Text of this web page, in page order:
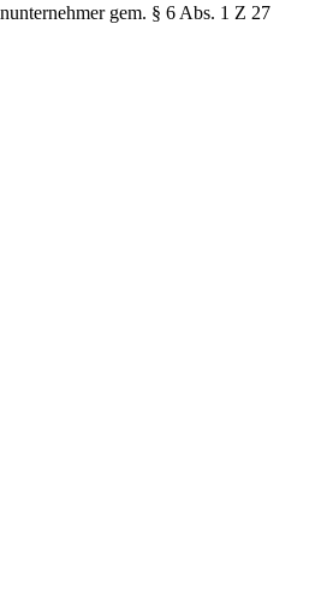
gem. § 6 Abs. 1 Z 27